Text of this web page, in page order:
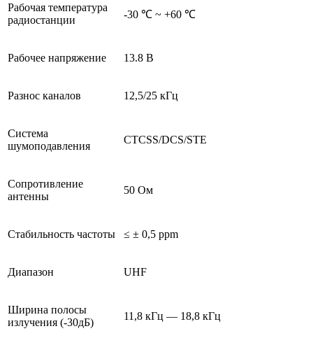
Рабочая температура
радиостанции
-30 ℃ ~ +60 ℃
Рабочее напряжение 13.8 В
Разнос каналов 12,5/25 кГц
Система
шумоподавления
CTCSS/DCS/STE
Сопротивление
антенны
50 Ом
Стабильность частоты ≤ ± 0,5 ppm
Диапазон UHF
Ширина полосы
излучения (-30дБ)
11,8 кГц — 18,8 кГц